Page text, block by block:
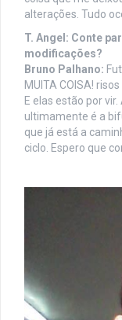
alterações. Tudo
T. Angel: Conte
modificações?
Bruno Palhano:
MUITA COISA! risos
E elas estão por
ultimamente é a
que já está a
ciclo. Espero que